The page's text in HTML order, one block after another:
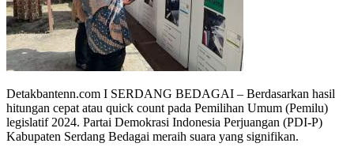
Detakbantenn.com I SERDANG BEDAGAI – Berdasarkan hasil
hitungan cepat atau quick count pada Pemilihan Umum (Pemilu)
legislatif 2024. Partai Demokrasi Indonesia Perjuangan (PDI-P)
Kabupaten Serdang Bedagai meraih suara yang signifikan.